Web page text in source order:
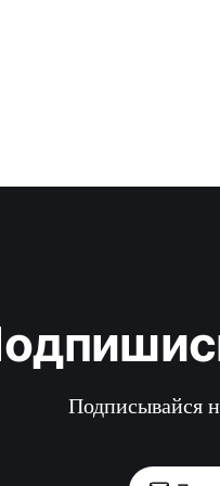
Подписывайся